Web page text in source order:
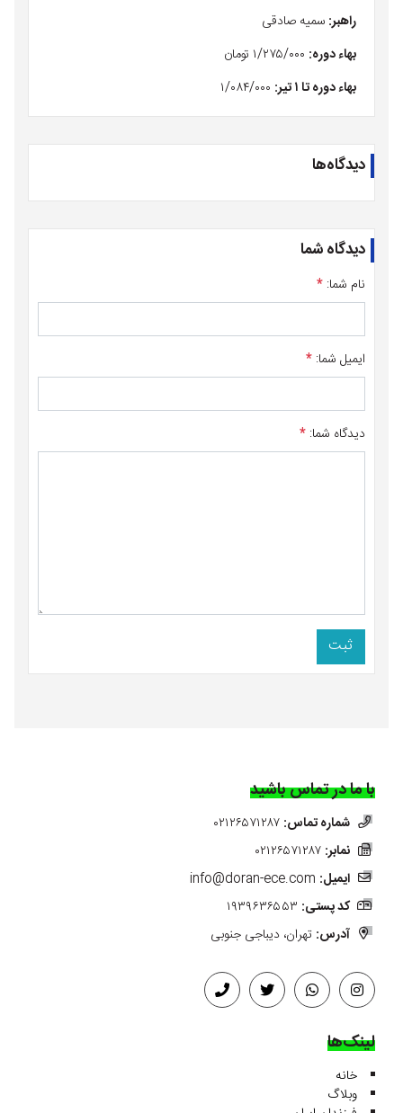
راهبر: سمیه صادقی
بهاء دوره:
بهاء دوره تا ۱ تیر:
دیدگاه‌ها
دیدگاه شما
نام شما:*
ایمیل شما:*
دیدگاه شما:*
ثبت
با ما در تماس باشید
شماره تماس: ۰۲۱۲۶۵۷۱۲۸۷
نمابر: ۰۲۱۲۶۵۷۱۲۸۷
ایمیل: info@doran-ece.com
کد پستی: ۱۹۳۹۶۳۶۵۵۳
آدرس: تهران، دیباجی جنوبی
لینک‌ها
خانه
وبلاگ